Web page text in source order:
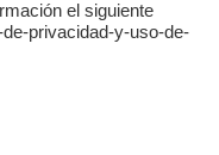
Evo
renunciar
el siguiente
privacidad-y-uso-de-